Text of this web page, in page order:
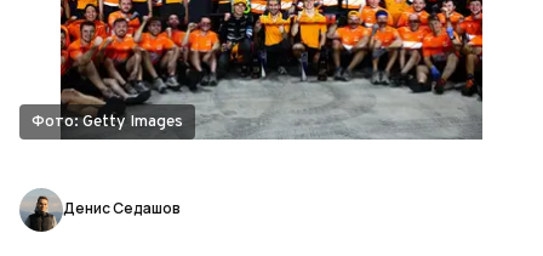
Фото: Getty Images
Денис Седашов